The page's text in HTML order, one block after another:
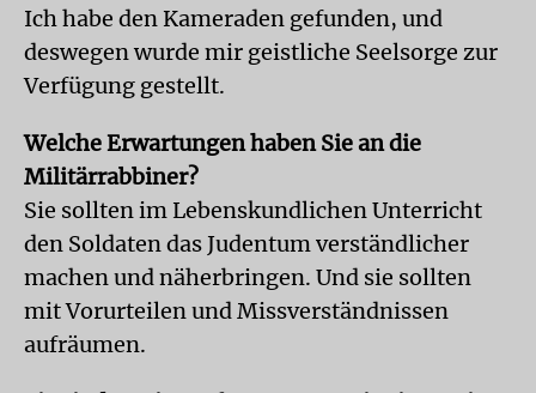
Ich habe den Kameraden gefunden, und
deswegen wurde mir geistliche Seelsorge zur
Verfügung gestellt.
Welche Erwartungen haben Sie an die
Militärrabbiner?
Sie sollten im Lebenskundlichen Unterricht
den Soldaten das Judentum verständlicher
machen und näherbringen. Und sie sollten
mit Vorurteilen und Missverständnissen
aufräumen.